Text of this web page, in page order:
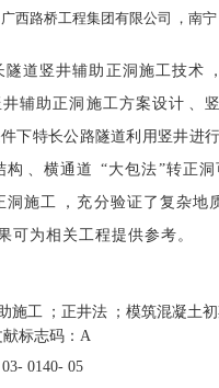
桥工程集团有限公司 ，南宁
隧道竖井辅助正洞施工技术 ，
井辅助正洞施工方案设计 、
下特长公路隧道利用竖井进
构 、横通道 “大包法”转正
洞施工
，充分验证了复杂地
可为相关工程提供参考。
施工 ；正井法 ；模筑混凝土
志码：A
0140- 05